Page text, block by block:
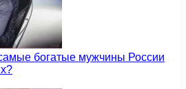
богатые мужчины России